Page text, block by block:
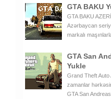
GTA BAKU
GTA BAKU
Azərbaycan
markalı
GTA San
Yukle
Grand Theft
zamanlar
GTA San